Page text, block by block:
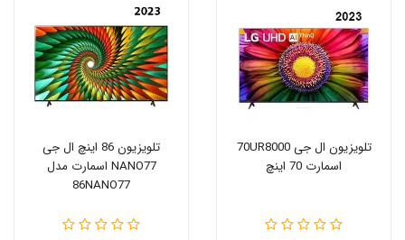
تلویزیون ال جی 70UR8000
اسمارت 70 اینچ
تلویزیون 86 اینچ ال جی
NANO77 اسمارت مدل
86NANO77